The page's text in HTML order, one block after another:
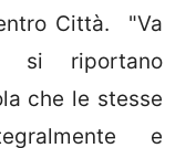
Città. "Va
si riportano
che le stesse
e